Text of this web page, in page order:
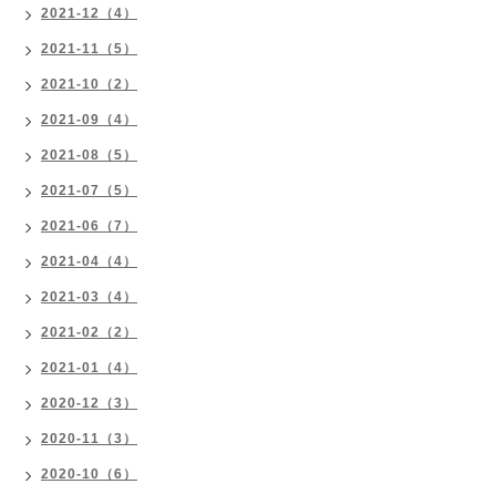
2021-12（4）
2021-11（5）
2021-10（2）
2021-09（4）
2021-08（5）
2021-07（5）
2021-06（7）
2021-04（4）
2021-03（4）
2021-02（2）
2021-01（4）
2020-12（3）
2020-11（3）
2020-10（6）